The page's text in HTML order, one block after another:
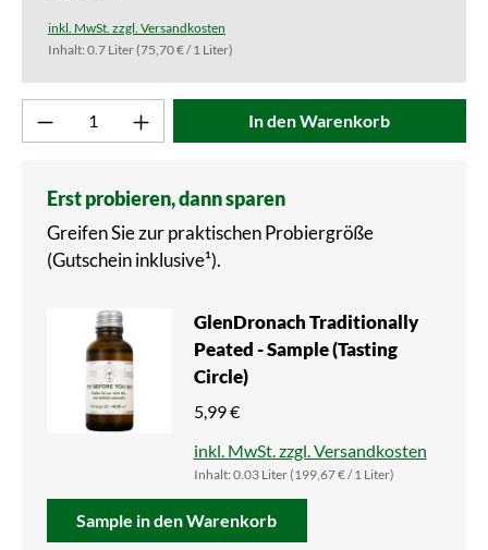
inkl. MwSt. zzgl. Versandkosten
Inhalt: 0.7 Liter(75,70 € / 1 Liter)
Produkt Anzahl: Gib den gewünschten
In den Warenkorb
Erst probieren, dann sparen
Greifen Sie zur praktischen Probiergröße
(Gutschein inklusive¹).
GlenDronach Traditionally
Peated - Sample (Tasting
Circle)
5,99 €
inkl. MwSt. zzgl. Versandkosten
Inhalt: 0.03 Liter(199,67 € / 1 Liter)
Sample in den Warenkorb